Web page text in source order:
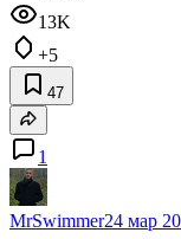
13K
+5
47
1
MrSwimmer24 мар